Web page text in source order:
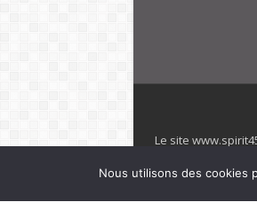
Le site
villages. Club
officiel de la
Nous utilisons des cookies